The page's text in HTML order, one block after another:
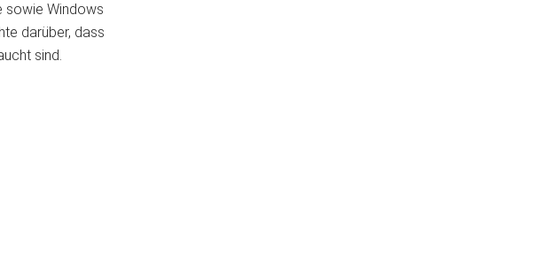
sowie Windows
darüber, dass
sind.